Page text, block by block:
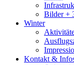
Bilder +
Winter
Kontakt &